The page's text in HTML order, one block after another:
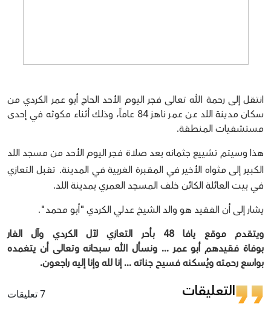
انتقل إلى رحمة الله تعالى فجر اليوم الأحد الحاج أبو عمر الكردي من
سكان مدينة اللد عن عمر ناهز 84 عاماً، وذلك أثناء مكوثه في إحدى
مستشفيات المنطقة.
هذا وسيتم تشييع جثمانه بعد صلاة فجر اليوم الأحد من مسجد اللد
الكبير إلى مثواه الأخير في المقبرة الغربية في المدينة. تقبل التعازي
في بيت العائلة الكائن خلف المسجد العمري بمدينة اللد.
يشار إلى أن الفقيد هو والد الشيخ عدلي الكردي "أبو محمد".
ويتقدم موقع يافا 48 بأحر التعازي لآل الكردي وآل الفار
بوفاة فقيدهم أبو عمر ... ونسأل الله سبحانه وتعالى أن يتغمده
بواسع رحمته ويُسكنه فسيح جناته ... إنا لله وإنا إليه راجعون.
التعليقات 7 تعليقات